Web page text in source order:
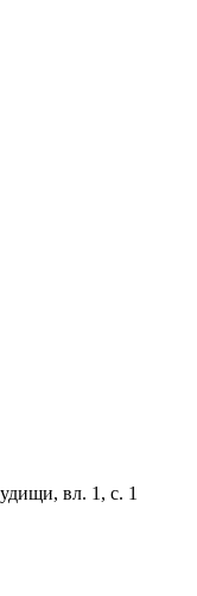
вл. 1, с. 1